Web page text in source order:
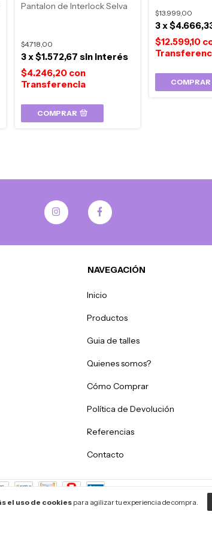
el uso de cookiespara agilizar tu experiencia de compra.
Pantalon de Interlock Selva
$4.718,00
$4.246,20 con
3x$1.572,67 sin interés
COMPRAR
$13.999,00
$12.599,10
3x
COMPRAR
NAVEGACIÓN
Inicio
Productos
Guia de talles
Quienes somos?
Cómo Comprar
Política de Devolución
Referencias
Contacto